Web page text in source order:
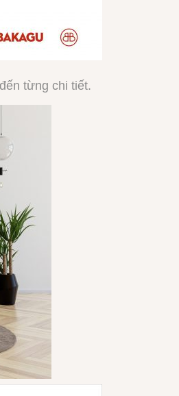
từng chi tiết.